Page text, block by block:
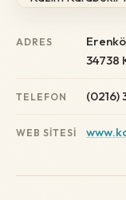
ADRES
34738
TELEFON (0216)
WEB SITESI